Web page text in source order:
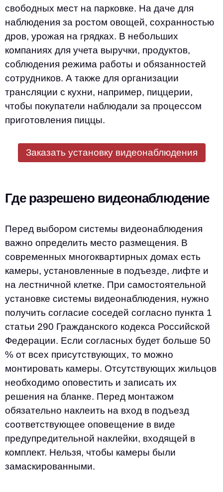
свободных мест на парковке. На даче для
наблюдения за ростом овощей, сохранностью
дров, урожая на грядках. В небольших
компаниях для учета выручки, продуктов,
соблюдения режима работы и обязанностей
сотрудников. А также для организации
трансляции с кухни, например, пиццерии,
чтобы покупатели наблюдали за процессом
приготовления пиццы.
Заказать установку видеонаблюдения
Где разрешено видеонаблюдение
Перед выбором системы видеонаблюдения
важно определить место размещения. В
современных многоквартирных домах есть
камеры, установленные в подъезде, лифте и
на лестничной клетке. При самостоятельной
установке системы видеонаблюдения, нужно
получить согласие соседей согласно пункта 1
статьи 290 Гражданского кодекса Российской
Федерации. Если согласных будет больше 50
% от всех присутствующих, то можно
монтировать камеры. Отсутствующих жильцов
необходимо оповестить и записать их
решения на бланке. Перед монтажом
обязательно наклеить на вход в подъезд
соответствующее оповещение в виде
предупредительной наклейки, входящей в
комплект. Нельзя, чтобы камеры были
замаскированными.